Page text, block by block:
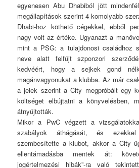
egyenesen Abu Dhabiból jött
megállapítások szerint 4 komolyabb
Dhabi-hoz köthető cégekkel, ebből
nagy volt az értéke. Ugyanazt a
mint a PSG: a tulajdonosi családhoz
neve alatt felfújt szponzori
kedvéért, hogy a sejkek gond
magánvagyonukat a klubba. Az már
a jelek szerint a City megpróbált egy
költséget elbújtatni a könyvelésben,
átnyújtották.
Mikor a PwC végzett a
szabályok áthágását, és
szembesítette a klubot, akkor a City
ellentámadásba mentek át:
jogértelmezési hibák”-ra való